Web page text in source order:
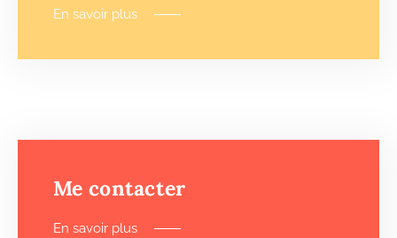
En savoir plus
Me contacter
En savoir plus